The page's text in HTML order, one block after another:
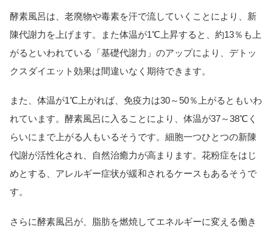
酵素風呂は、老廃物や毒素を汗で流していくことにより、新
陳代謝力を上げます。また体温が1℃上昇すると、約13％も上
がるといわれている「基礎代謝力」のアップにより、デトッ
クスダイエット効果は間違いなく期待できます。
また、体温が1℃上がれば、免疫力は30～50％上がるともいわ
れています。酵素風呂に入ることにより、体温が37～38℃く
らいにまで上がる人もいるそうです。細胞一つひとつの新陳
代謝が活性化され、自然治癒力が高まります。花粉症をはじ
めとする、アレルギー症状が緩和されるケースもあるそうで
す。
さらに酵素風呂が、脂肪を燃焼してエネルギーに変える働き